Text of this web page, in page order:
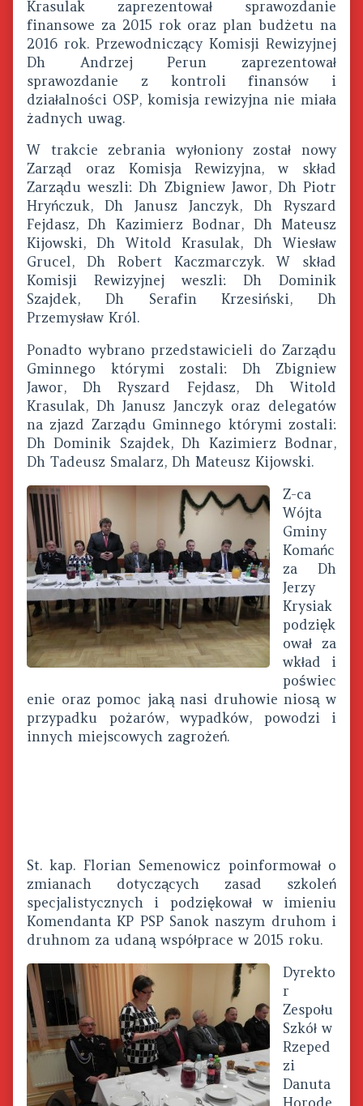
Krasulak zaprezentował sprawozdanie
finansowe za 2015 rok oraz plan budżetu na
2016 rok. Przewodniczący Komisji Rewizyjnej
Dh Andrzej Perun zaprezentował
sprawozdanie z kontroli finansów i
działalności OSP, komisja rewizyjna nie miała
żadnych uwag.
W trakcie zebrania wyłoniony został nowy
Zarząd oraz Komisja Rewizyjna, w skład
Zarządu weszli: Dh Zbigniew Jawor, Dh Piotr
Hryńczuk, Dh Janusz Janczyk, Dh Ryszard
Fejdasz, Dh Kazimierz Bodnar, Dh Mateusz
Kijowski, Dh Witold Krasulak, Dh Wiesław
Grucel, Dh Robert Kaczmarczyk. W skład
Komisji Rewizyjnej weszli: Dh Dominik
Szajdek, Dh Serafin Krzesiński, Dh
Przemysław Król.
Ponadto wybrano przedstawicieli do Zarządu
Gminnego którymi zostali: Dh Zbigniew
Jawor, Dh Ryszard Fejdasz, Dh Witold
Krasulak, Dh Janusz Janczyk oraz delegatów
na zjazd Zarządu Gminnego którymi zostali:
Dh Dominik Szajdek, Dh Kazimierz Bodnar,
Dh Tadeusz Smalarz, Dh Mateusz Kijowski.
Z-ca
Wójta
Gminy
Komańc
za Dh
Jerzy
Krysiak
podzięk
ował za
wkład i
poświec
enie oraz pomoc jaką nasi druhowie niosą w
przypadku pożarów, wypadków, powodzi i
innych miejscowych zagrożeń.
St. kap. Florian Semenowicz poinformował o
zmianach dotyczących zasad szkoleń
specjalistycznych i podziękował w imieniu
Komendanta KP PSP Sanok naszym druhom i
druhnom za udaną współprace w 2015 roku.
Dyrekto
r
Zespołu
Szkół w
Rzeped
zi
Danuta